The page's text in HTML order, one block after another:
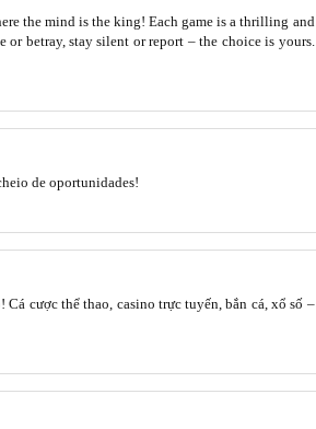
the mind is the king! Each game is a thrilling and
or betray, stay silent or report – the choice is yours.
de oportunidades!
cược thể thao, casino trực tuyến, bắn cá, xổ số –